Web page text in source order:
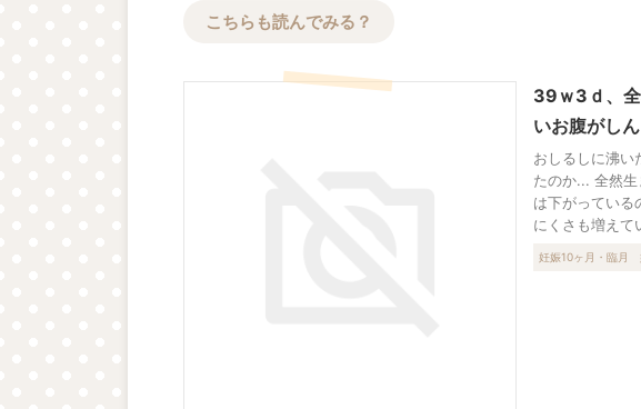
こちらも読んでみる？
39ｗ3ｄ、
いお腹がしん
おしるしに沸い
たのか... 全然
は下がっている
にくさも増えて
妊娠10ヶ月・臨月